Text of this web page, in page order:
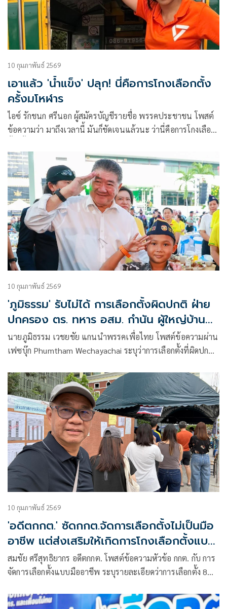
10 กุมภาพันธ์ 2569
เอาแล้ว 'น้ำแข็ง' ปลุก! นี่คือการโกงเลือกตั้ง
ครั้งมโหฬาร
ไอซ์ รักชนก ศรีนอก ผู้สมัครบัญชีรายชื่อ พรรคประชาชน โพสต์
ข้อความว่า มาถึงเวลานี้ มันก็ชัดเจนแล้วนะ ว่านี่คือการโกงเลือก
10 กุมภาพันธ์ 2569
'ภูมิธรรม' รับไม่ได้ การเลือกตั้งผิดปกติ ฝ่าย
ปกครอง ตร. ทหาร อสม. กำนัน ผู้ใหญ่บ้าน
ทำให้เกิดข้อกังขา
นายภูมิธรรม เวชยชัย แกนนำพรรคเพื่อไทย โพสต์ข้อความผ่าน
เฟซบุ๊ก Phumtham Wechayachai ระบุว่าการเลือกตั้งที่ผิดปกติ
10 กุมภาพันธ์ 2569
'อดีตกกต.' ซัดกกต.จัดการเลือกตั้งไม่เป็นมือ
อาชีพ แต่ส่งเสริมให้เกิดการโกงเลือกตั้งแบบ
มืออาชีพ
สมชัย ศรีสุทธิยากร อดีตกกต. โพสต์ข้อความหัวข้อ กกต. กับ การ
จัดการเลือกตั้งแบบมืออาชีพ ระบุรายละเอียดว่าการเลือกตั้ง 8